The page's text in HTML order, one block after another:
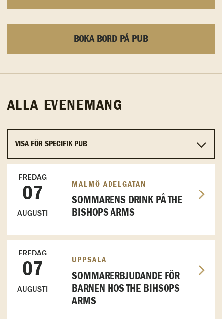
BOKA BORD PÅ PUB
ALLA EVENEMANG
FREDAG
07
AUGUSTI
MALMÖ ADELGATAN
SOMMARENS DRINK PÅ THE
BISHOPS ARMS
FREDAG
07
AUGUSTI
UPPSALA
SOMMARERBJUDANDE FÖR
BARNEN HOS THE BIHSOPS
ARMS